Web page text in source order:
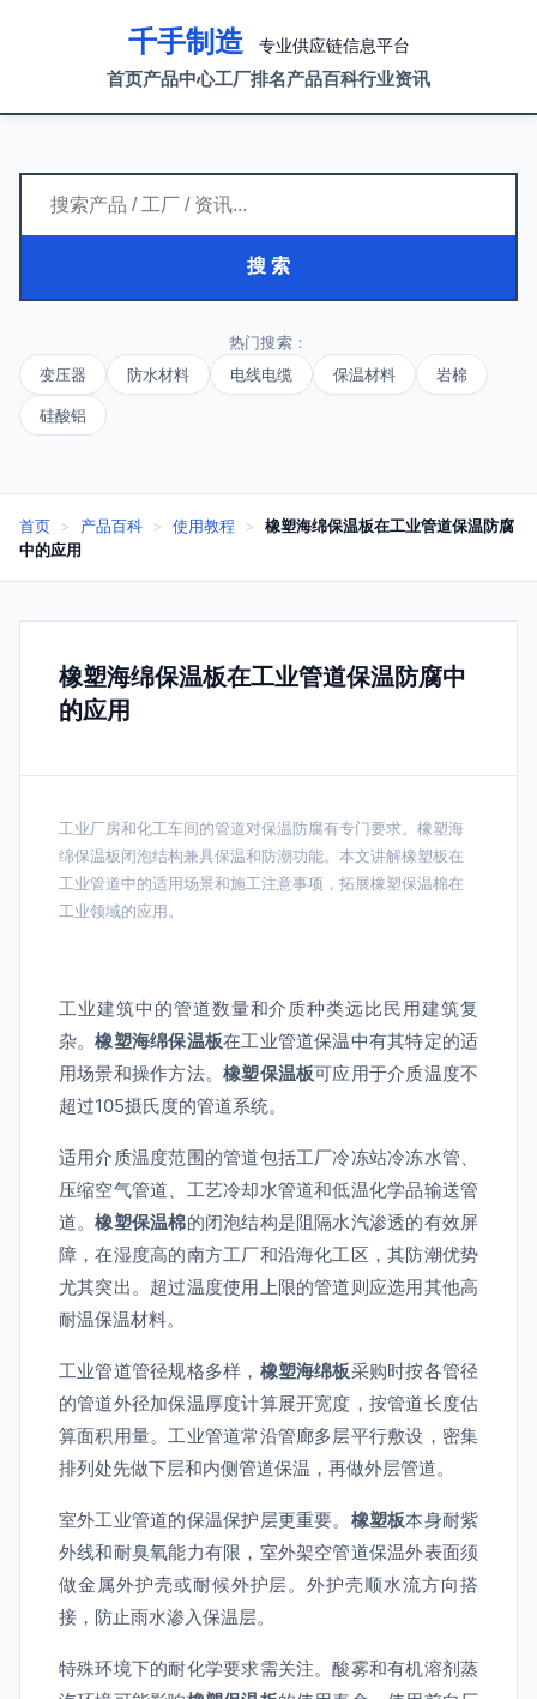
千手制造 专业供应链信息平台
首页产品中心工厂排名产品百科行业资讯
搜 索
热门搜索：
变压器
防水材料 电线电缆 保温材料 岩棉
硅酸铝
首页 > 产品百科 > 使用教程 >
橡塑海绵保温板在工业管道保温防腐
中的应用
橡塑海绵保温板在工业管道保温防腐中
的应用
工业厂房和化工车间的管道对保温防腐有专门要求。橡塑海
绵保温板闭泡结构兼具保温和防潮功能。本文讲解橡塑板在
工业管道中的适用场景和施工注意事项，拓展橡塑保温棉在
工业领域的应用。
工业建筑中的管道数量和介质种类远比民用建筑复
杂。橡塑海绵保温板在工业管道保温中有其特定的适
用场景和操作方法。橡塑保温板可应用于介质温度不
超过105摄氏度的管道系统。
适用介质温度范围的管道包括工厂冷冻站冷冻水管、
压缩空气管道、工艺冷却水管道和低温化学品输送管
道。橡塑保温棉的闭泡结构是阻隔水汽渗透的有效屏
障，在湿度高的南方工厂和沿海化工区，其防潮优势
尤其突出。超过温度使用上限的管道则应选用其他高
耐温保温材料。
工业管道管径规格多样， 橡塑海绵板采购时按各管径
的管道外径加保温厚度计算展开宽度，按管道长度估
算面积用量。工业管道常沿管廊多层平行敷设，密集
排列处先做下层和内侧管道保温，再做外层管道。
室外工业管道的保温保护层更重要。 橡塑板本身耐紫
外线和耐臭氧能力有限，室外架空管道保温外表面须
做金属外护壳或耐候外护层。外护壳顺水流方向搭
接，防止雨水渗入保温层。
特殊环境下的耐化学要求需关注。酸雾和有机溶剂蒸